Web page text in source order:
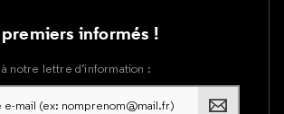
informés !
notre lettre d’information :